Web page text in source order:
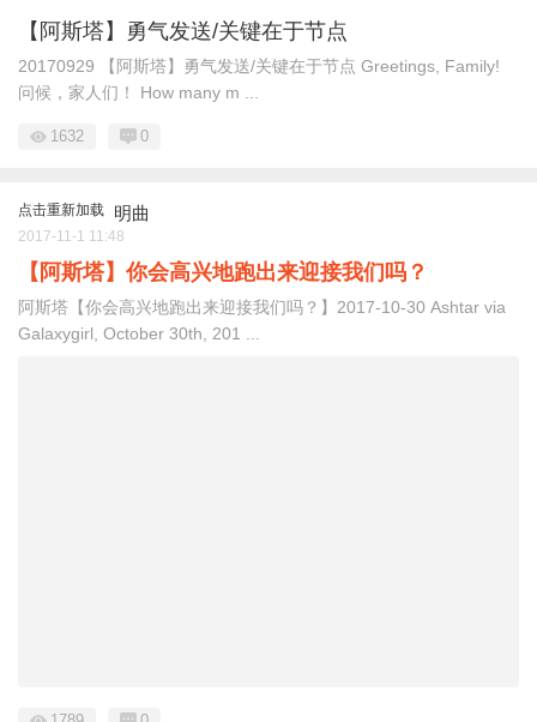
【阿斯塔】勇气发送/关键在于节点
20170929 【阿斯塔】勇气发送/关键在于节点 Greetings, Family!
问候，家人们！ How many m ...
1632 0
点击重新加载 明曲
2017-11-1 11:48
【阿斯塔】你会高兴地跑出来迎接我们吗？
阿斯塔【你会高兴地跑出来迎接我们吗？】2017-10-30 Ashtar via
Galaxygirl, October 30th, 201 ...